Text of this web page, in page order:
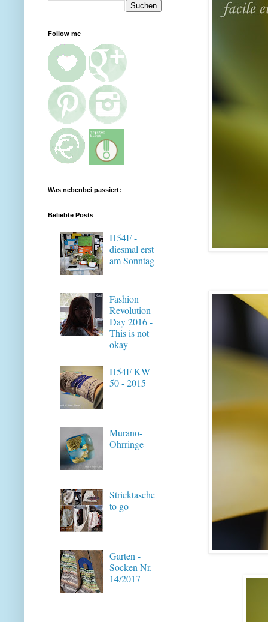
Follow me
Was nebenbei passiert:
Beliebte Posts
H54F -
diesmal erst
am Sonntag
Fashion
Revolution
Day 2016 -
This is not
okay
H54F KW
50 - 2015
Murano-
Ohrringe
Stricktasche
to go
Garten -
Socken Nr.
14/2017